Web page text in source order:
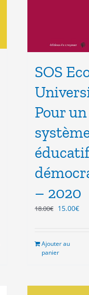
SOS
Pour un
éducatif
– 2020
18.00€ Le
18.00€.
15.00€Le
Ajouter au
panier